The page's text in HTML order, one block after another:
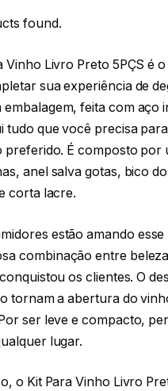
found.
Vinho Livro Preto 5PÇS é
sua experiência de
embalagem, feita com aço
tudo que você precisa
preferido. É composto por
anel salva gotas, bico
corta lacre.
estão amando esse
combinação entre
os clientes. O
tornam a abertura do
ser leve e compacto,
lugar.
o Kit Para Vinho Livro